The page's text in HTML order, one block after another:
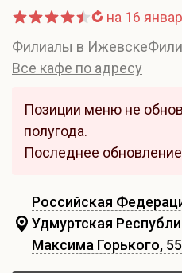
на 16
Филиалы в Ижевске
Все кафе по адресу
Позиции меню не
полугода.
Последнее
Российская
Удмуртская
Максима Горького, 55